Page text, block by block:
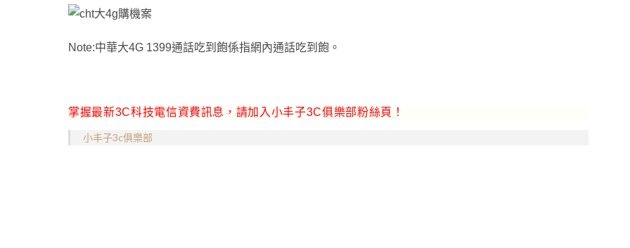
Note:中華大4G 1399通話吃到飽係指網內通話吃到飽。
掌握最新3C科技電信資費訊息，請加入小丰子3C俱樂部粉絲頁！
小丰子3c俱樂部